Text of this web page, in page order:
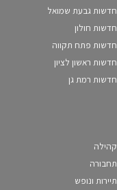
חדשות גבעת שמואל
חדשות חולון
חדשות פתח תקווה
חדשות ראשון לציון
חדשות רמת גן
קהילה
תחבורה
תיירות ונופש